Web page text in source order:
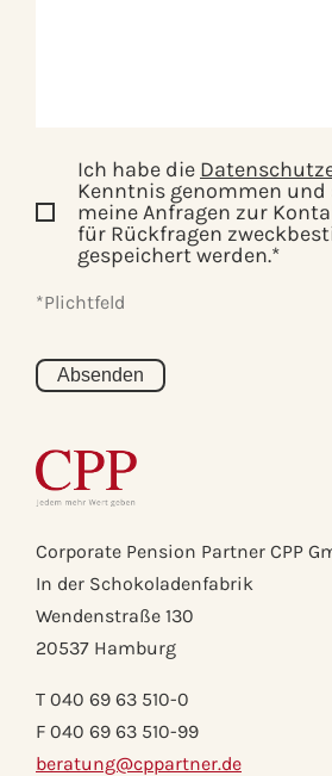
Corporate Pension Partner CPP
In der Schokoladenfabrik
Wendenstraße 130
20537 Hamburg
T 040 69 63 510-0
F 040 69 63 510-99
beratung@cppartner.de
Ich habe die
Kenntnis genommen
meine Anfragen zur
für Rückfragen
gespeichert werden.*
*Plichtfeld